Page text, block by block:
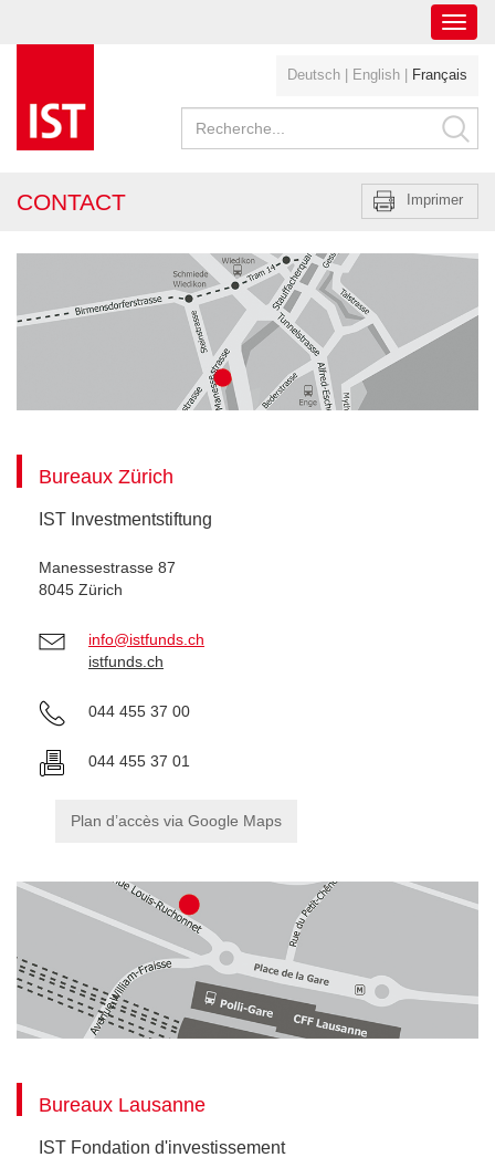
Deutsch English Français
CONTACT Imprimer
Bureaux Zürich
IST Investmentstiftung
Manessestrasse 87
8045 Zürich
info@istfunds.ch
istfunds.ch
044 455 37 00
044 455 37 01
Plan d’accès via Google Maps
Bureaux Lausanne
IST Fondation d'investissement